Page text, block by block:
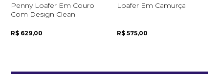
Penny Loafer Em Couro
Com Design Clean
R$ 629,00
Loafer Em Camurça
R$ 575,00